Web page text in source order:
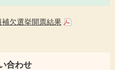
欠選挙開票結果
合わせ